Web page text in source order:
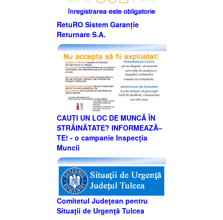
RetuRO Sistem Garanție
Returnare S.A.
CAUȚI UN LOC DE MUNCĂ ÎN
STRĂINĂTATE? INFORMEAZĂ–
TE! - o campanie Inspecţia
Muncii
Comitetul Judeţean pentru
Situaţii de Urgenţă Tulcea